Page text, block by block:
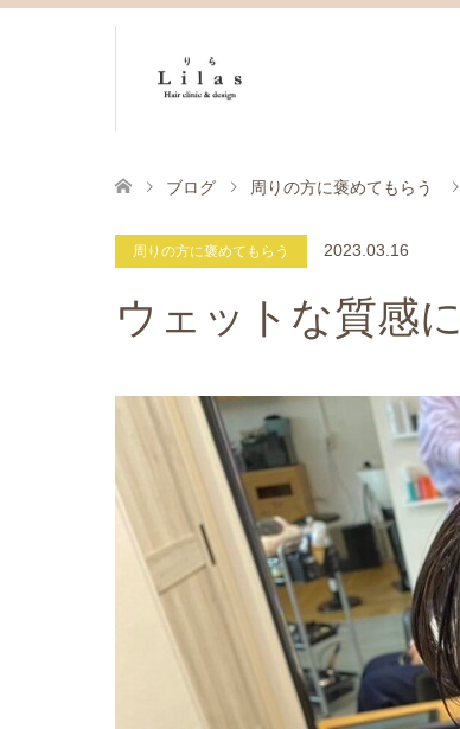
ブログ 周りの方に褒めてもらう
周りの方に褒めてもらう 2023.03.16
ウェットな質感に